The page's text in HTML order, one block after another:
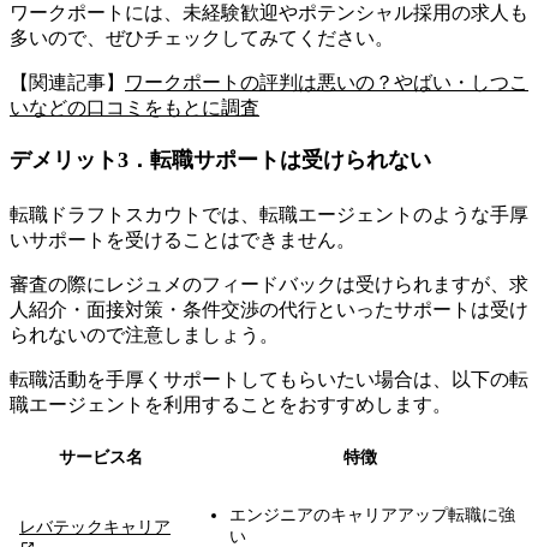
ワークポートには、未経験歓迎やポテンシャル採用の求人も
多いので、ぜひチェックしてみてください。
【関連記事】
ワークポートの評判は悪いの？やばい・しつこ
いなどの口コミをもとに調査
デメリット3．転職サポートは受けられない
転職ドラフトスカウトでは、転職エージェントのような手厚
いサポートを受けることはできません。
審査の際にレジュメのフィードバックは受けられますが、求
人紹介・面接対策・条件交渉の代行といったサポートは受け
られないので注意しましょう。
転職活動を手厚くサポートしてもらいたい場合は、以下の転
職エージェントを利用することをおすすめします。
サービス名 特徴
レバテックキャリア
エンジニアのキャリアアップ転職に強
い